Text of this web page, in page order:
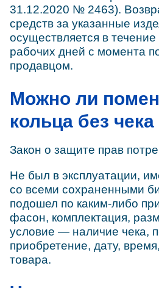
31.12.2020 № 2463).
средств за указанные
осуществляется в
рабочих дней с момента
продавцом.
Можно ли
кольца без чека
Закон о защите прав
Не был в эксплуатации,
со всеми сохраненными
подошел по каким-либо
фасон, комплектация,
условие — наличие чека,
приобретение, дату,
товара.